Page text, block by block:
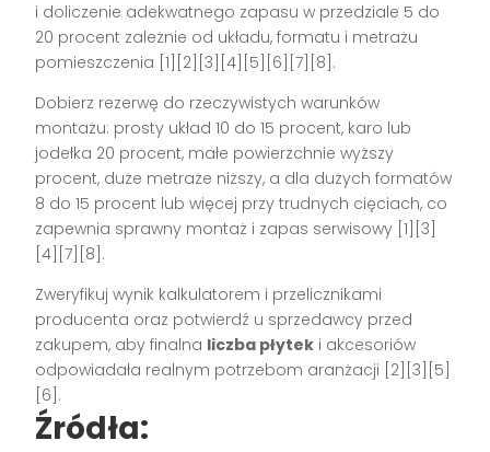
i doliczenie adekwatnego zapasu w przedziale 5 do
20 procent zależnie od układu, formatu i metrażu
pomieszczenia [1][2][3][4][5][6][7][8].
Dobierz rezerwę do rzeczywistych warunków
montażu: prosty układ 10 do 15 procent, karo lub
jodełka 20 procent, małe powierzchnie wyższy
procent, duże metraże niższy, a dla dużych formatów
8 do 15 procent lub więcej przy trudnych cięciach, co
zapewnia sprawny montaż i zapas serwisowy [1][3]
[4][7][8].
Zweryfikuj wynik kalkulatorem i przelicznikami
producenta oraz potwierdź u sprzedawcy przed
zakupem, aby finalna liczba płytek i akcesoriów
odpowiadała realnym potrzebom aranżacji [2][3][5]
[6].
Źródła: